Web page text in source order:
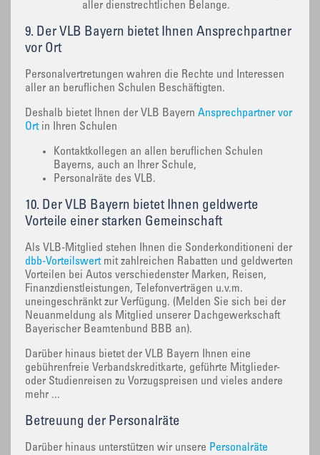
aller dienstrechtlichen Belange.
9. Der VLB Bayern bietet Ihnen Ansprechpartner
vor Ort
Personalvertretungen wahren die Rechte und Interessen
aller an beruflichen Schulen Beschäftigten.
Deshalb bietet Ihnen der VLB Bayern Ansprechpartner vor
Ortin Ihren Schulen
Kontaktkollegen an allen beruflichen Schulen
Bayerns, auch an Ihrer Schule,
Personalräte des VLB.
10. Der VLB Bayern bietet Ihnen geldwerte
Vorteile einer starken Gemeinschaft
Als VLB-Mitglied stehen Ihnen die Sonderkonditioneni der
dbb-Vorteilswertmit zahlreichen Rabatten und geldwerten
Vorteilen bei Autos verschiedenster Marken, Reisen,
Finanzdienstleistungen, Telefonverträgen u.v.m.
uneingeschränkt zur Verfügung. (Melden Sie sich bei der
Neuanmeldung als Mitglied unserer Dachgewerkschaft
Bayerischer Beamtenbund BBB an).
Darüber hinaus bietet der VLB Bayern Ihnen eine
gebührenfreie Verbandskreditkarte, geführte Mitglieder-
oder Studienreisen zu Vorzugspreisen und vieles andere
mehr ...
Betreuung der Personalräte
Darüber hinaus unterstützen wir unsere Personalräte